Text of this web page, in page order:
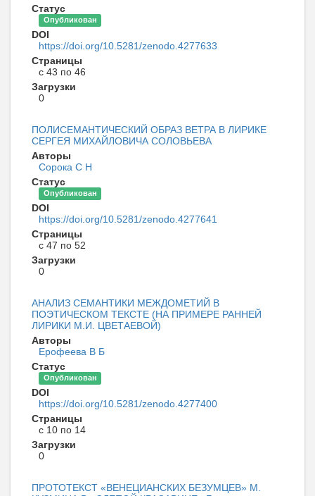
Статус
Опубликован
DOI
https://doi.org/10.5281/zenodo.4277633
Страницы
с 43 по 46
Загрузки
0
ПОЛИСЕМАНТИЧЕСКИЙ ОБРАЗ ВЕТРА В ЛИРИКЕ
СЕРГЕЯ МИХАЙЛОВИЧА СОЛОВЬЕВА
Авторы
Сорока С Н
Статус
Опубликован
DOI
https://doi.org/10.5281/zenodo.4277641
Страницы
с 47 по 52
Загрузки
0
АНАЛИЗ СЕМАНТИКИ МЕЖДОМЕТИЙ В
ПОЭТИЧЕСКОМ ТЕКСТЕ (НА ПРИМЕРЕ РАННЕЙ
ЛИРИКИ М.И. ЦВЕТАЕВОЙ)
Авторы
Ерофеева В Б
Статус
Опубликован
DOI
https://doi.org/10.5281/zenodo.4277400
Страницы
с 10 по 14
Загрузки
0
ПРОТОТЕКСТ «ВЕНЕЦИАНСКИХ БЕЗУМЦЕВ» М.